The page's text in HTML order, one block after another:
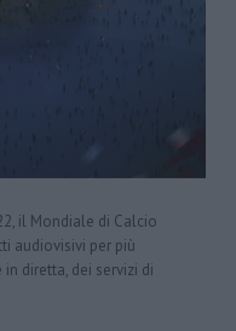
il Mondiale di Calcio
audiovisivi per più
diretta, dei servizi di